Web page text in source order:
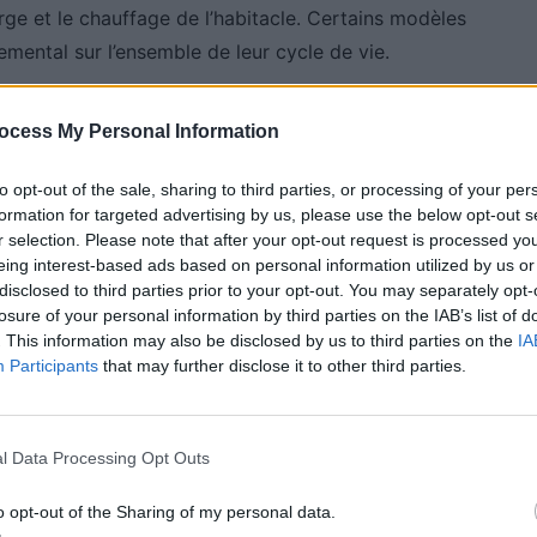
My Personal Information
opt-out of the sale, sharing to third parties, or processing of your
for targeted advertising by us, please use the below opt-out
selection. Please note that after your opt-out request is processed
interest-based ads based on personal information utilized by us
to third parties prior to your opt-out. You may separately
of your personal information by third parties on the IAB’s list of
This information may also be disclosed by us to third parties on the
Participants that may further disclose it to other third parties.
Data Processing Opt Outs
opt-out of the Sharing of my personal data.
et le chauffage de l’habitacle. Certains modèles
sur l’ensemble de leur cycle de vie.
»
E et laFiat 600e. Lors des tests Green NCAP, la
étoiles avec un score global de 97 %, tandis que
avec un score de 96 %. Ces deux véhicules
40,7 kWh pour la Mini et 54 kWh pour la Fiat, ce
le poids du véhicule et améliore l’efficacité
basé sur leur impact tout au long de leur cycle de